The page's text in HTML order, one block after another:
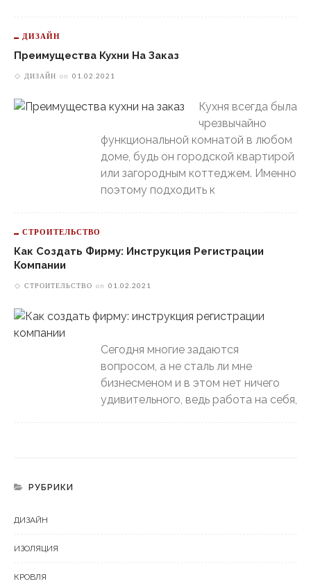
ДИЗАЙН
Преимущества Кухни На Заказ
ДИЗАЙН on 01.02.2021
Кухня всегда была
чрезвычайно
функциональной комнатой в любом
доме, будь он городской квартирой
или загородным коттеджем. Именно
поэтому подходить к
СТРОИТЕЛЬСТВО
Как Создать Фирму: Инструкция Регистрации
Компании
СТРОИТЕЛЬСТВО on 01.02.2021
Сегодня многие задаются
вопросом, а не сталь ли мне
бизнесменом и в этом нет ничего
удивительного, ведь работа на себя,
РУБРИКИ
ДИЗАЙН
ИЗОЛЯЦИЯ
КРОВЛЯ